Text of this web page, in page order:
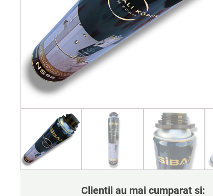
Clientii au mai cumparat si: